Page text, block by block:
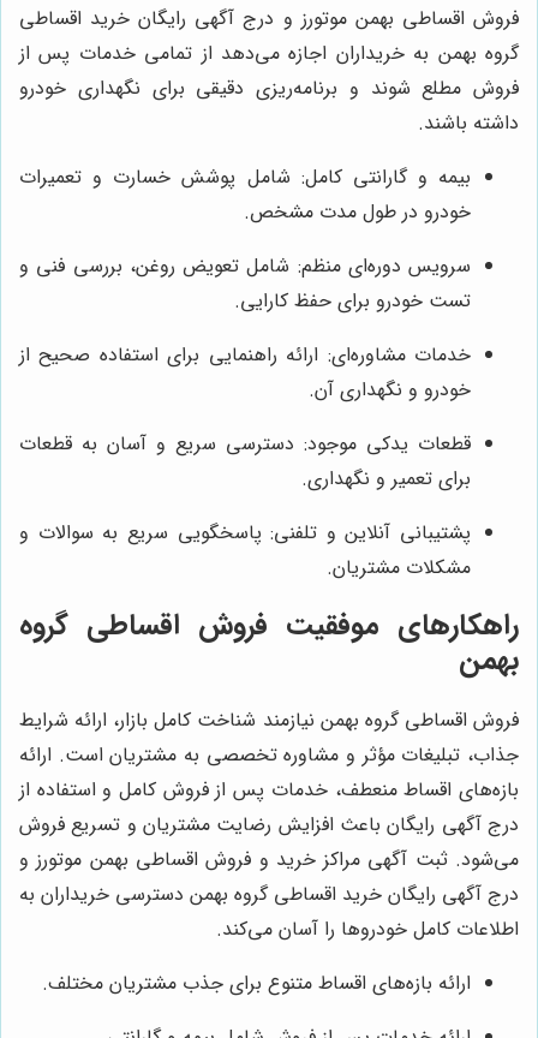
فروش اقساطی بهمن موتورز و درج آگهی رایگان خرید اقساطی
گروه بهمن به خریداران اجازه می‌دهد از تمامی خدمات پس از
فروش مطلع شوند و برنامه‌ریزی دقیقی برای نگهداری خودرو
داشته باشند.
بیمه و گارانتی کامل: شامل پوشش خسارت و تعمیرات
خودرو در طول مدت مشخص.
سرویس دوره‌ای منظم: شامل تعویض روغن، بررسی فنی و
تست خودرو برای حفظ کارایی.
خدمات مشاوره‌ای: ارائه راهنمایی برای استفاده صحیح از
خودرو و نگهداری آن.
قطعات یدکی موجود: دسترسی سریع و آسان به قطعات
برای تعمیر و نگهداری.
پشتیبانی آنلاین و تلفنی: پاسخگویی سریع به سوالات و
مشکلات مشتریان.
راهکارهای موفقیت فروش اقساطی گروه
بهمن
فروش اقساطی گروه بهمن نیازمند شناخت کامل بازار، ارائه شرایط
جذاب، تبلیغات مؤثر و مشاوره تخصصی به مشتریان است. ارائه
بازه‌های اقساط منعطف، خدمات پس از فروش کامل و استفاده از
درج آگهی رایگان باعث افزایش رضایت مشتریان و تسریع فروش
می‌شود. ثبت آگهی مراکز خرید و فروش اقساطی بهمن موتورز و
درج آگهی رایگان خرید اقساطی گروه بهمن دسترسی خریداران به
اطلاعات کامل خودروها را آسان می‌کند.
ارائه بازه‌های اقساط متنوع برای جذب مشتریان مختلف.